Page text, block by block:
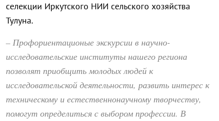
селекции Иркутского НИИ сельского хозяйства
Тулуна.
– Профориентационые экскурсии в научно-
исследовательские институты нашего региона
позволят приобщить молодых людей к
исследовательской деятельности, развить интерес к
техническому и естественнонаучному творчеству,
помогут определиться с выбором профессии. В